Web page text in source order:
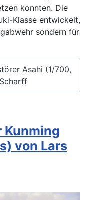
konnten. Die
Klasse entwickelt,
sondern für
Asahi (1/700,
Kunming
von Lars